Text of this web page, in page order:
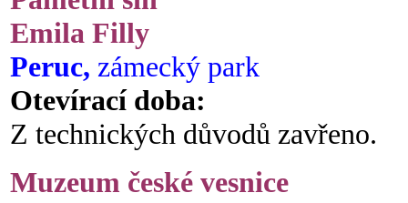
Emila Filly
Peruc, zámecký park
Otevírací doba:
Z technických důvodů zavřeno.
Muzeum české vesnice